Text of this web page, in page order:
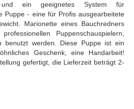
und ein geeignetes System für
Puppe - eine für Profis ausgearbeitete
Marionette eines Bauchredners
Puppenschauspielern,
benutzt werden. Diese Puppe ist ein
Geschenk, eine Handarbeit!
gefertigt, die Lieferzeit beträgt 2-